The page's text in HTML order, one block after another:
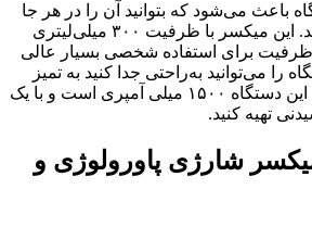
باعث می‌شود که بتوانید آن را در هر جا
به‌راحتی با خود حمل کنید. این میکسر با ظرفیت ۳۰۰ میلی‌لیتری
برای استفاده شخصی بسیار عالی
خواهد بود. درب این دستگاه را می‌توانید به‌‎راحتی جدا کنید به تمیز
کردن آن بپردازید. باتری این دستگاه ۱۵۰۰ میلی آمپری است و با یک
شارژی پاورولوژی و